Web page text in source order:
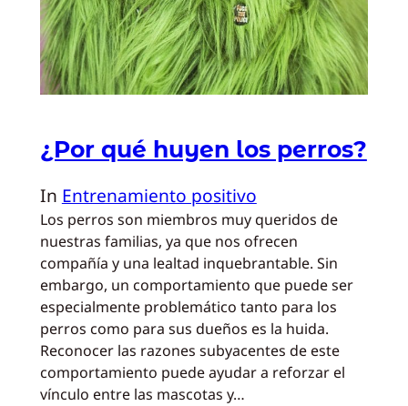
¿Por qué huyen los perros?
In Entrenamiento positivo
Los perros son miembros muy queridos de
nuestras familias, ya que nos ofrecen
compañía y una lealtad inquebrantable. Sin
embargo, un comportamiento que puede ser
especialmente problemático tanto para los
perros como para sus dueños es la huida.
Reconocer las razones subyacentes de este
comportamiento puede ayudar a reforzar el
vínculo entre las mascotas y…